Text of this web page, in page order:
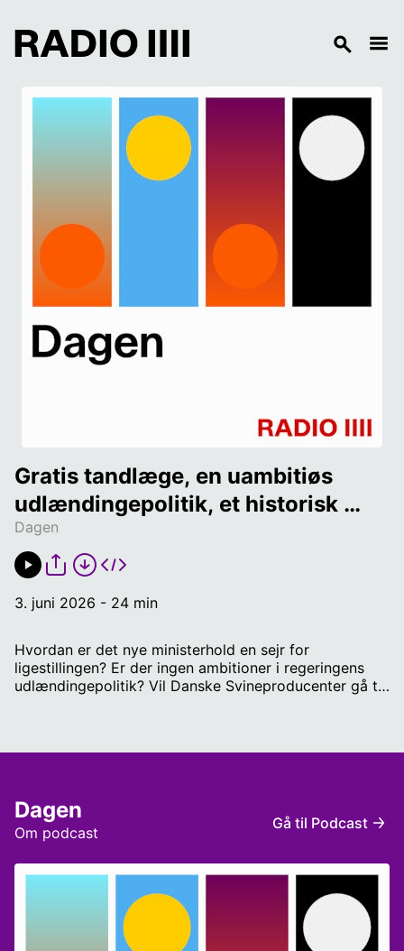
Dagen
Gratis tandlæge, en uambitiøs
udlændingepolitik, et historisk
ministerhold og utilfredse
svineproducenter
3. juni 2026 - 24 min
Hvordan er det nye ministerhold en sejr for
ligestillingen? Er der ingen ambitioner i regeringens
udlændingepolitik? Vil Danske Svineproducenter gå til
Dagens spørgsmål.
Om podcast
Dagen Gå til Podcast